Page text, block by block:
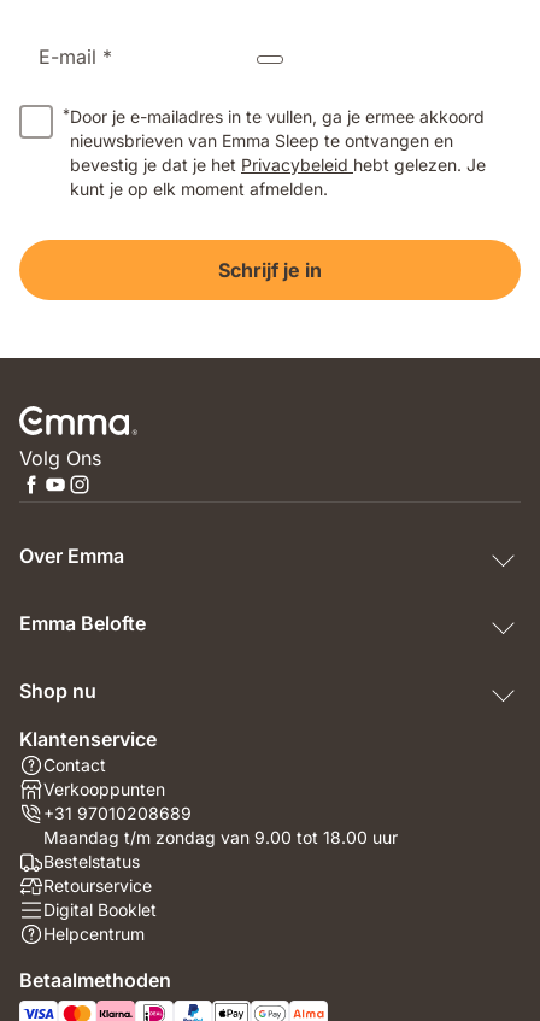
E-mail *
*Door je e-mailadres in te vullen, ga je ermee akkoord
nieuwsbrieven van Emma Sleep te ontvangen en
bevestig je dat je het Privacybeleid hebt gelezen. Je
kunt je op elk moment afmelden.
Schrijf je in
Volg Ons
Over Emma
Emma Belofte
Shop nu
Klantenservice
Contact
Verkooppunten
+31 97010208689
Maandag t/m zondag van 9.00 tot 18.00 uur
Bestelstatus
Retourservice
Digital Booklet
Helpcentrum
Betaalmethoden